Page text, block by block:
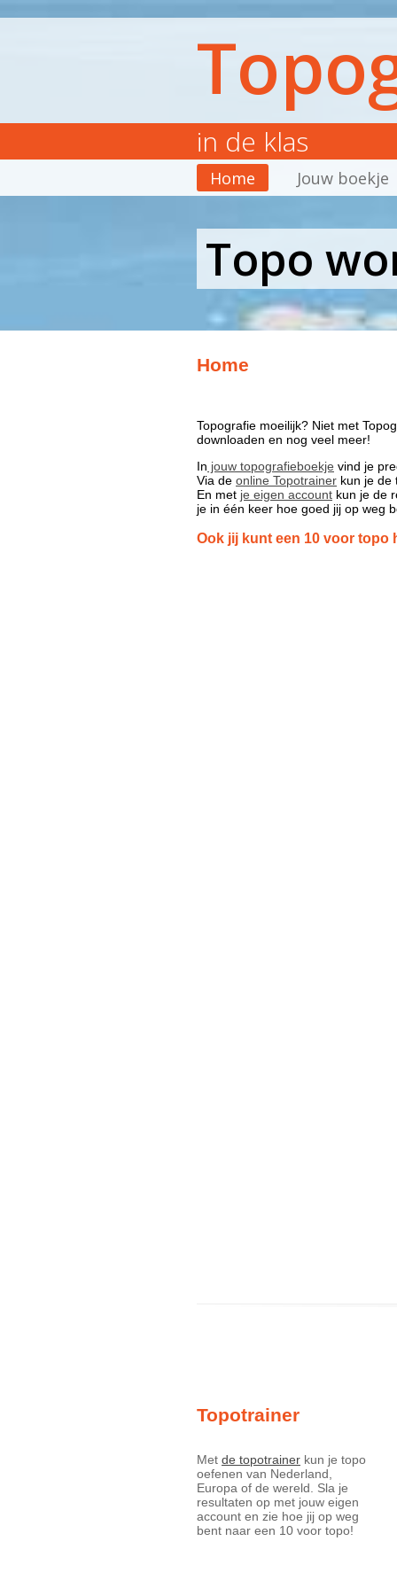
in de klas
Home Jouw boekje
Topo
Home
Topografie moeilijk? Niet met
downloaden en nog veel meer!
In jouw topografieboekje vind je
Via de online Topotrainer kun je de
En met je eigen account kun je de
je in één keer hoe goed jij op weg
Ook jij kunt een 10 voor topo
Topotrainer
Met de topotrainer kun je topo
oefenen van Nederland,
Europa of de wereld. Sla je
resultaten op met jouw eigen
account en zie hoe jij op weg
bent naar een 10 voor topo!